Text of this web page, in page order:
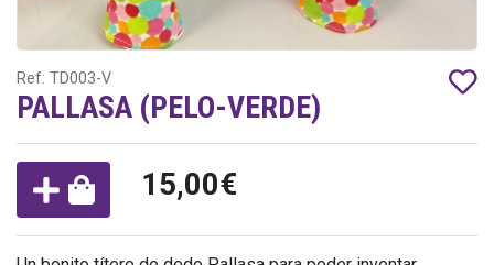
Ref: TD003-V
PALLASA (PELO-VERDE)
15,00€